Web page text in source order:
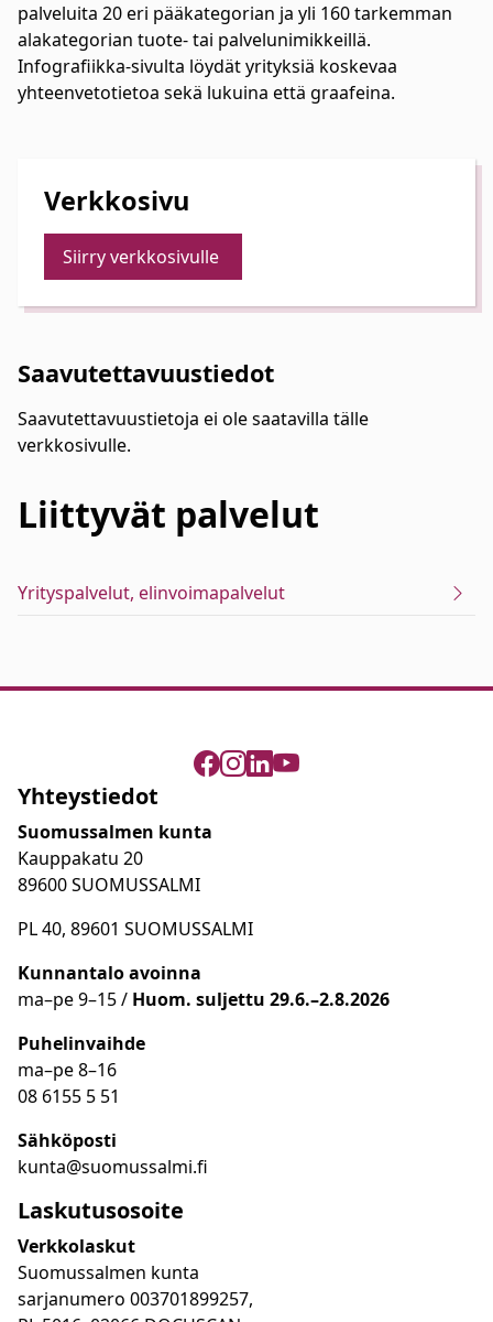
palveluita 20 eri pääkategorian ja yli 160 tarkemman
alakategorian tuote- tai palvelunimikkeillä.
Infografiikka-sivulta löydät yrityksiä koskevaa
yhteenvetotietoa sekä lukuina että graafeina.
Verkkosivu
Siirry verkkosivulle
Saavutettavuustiedot
Saavutettavuustietoja ei ole saatavilla tälle
verkkosivulle.
Liittyvät palvelut
Yrityspalvelut, elinvoimapalvelut
Yhteystiedot
Suomussalmen kunta
Kauppakatu 20
89600 SUOMUSSALMI
PL 40, 89601 SUOMUSSALMI
Kunnantalo avoinna
ma–pe 9–15 / Huom. suljettu 29.6.–2.8.2026
Puhelinvaihde
ma–pe 8–16
08 6155 5 51
Sähköposti
kunta@suomussalmi.fi
Laskutusosoite
Verkkolaskut
Suomussalmen kunta
sarjanumero 003701899257,